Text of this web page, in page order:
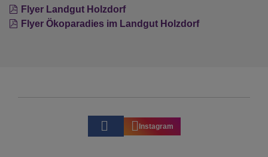
Flyer Landgut Holzdorf
Flyer Ökoparadies im Landgut Holzdorf
Instagram